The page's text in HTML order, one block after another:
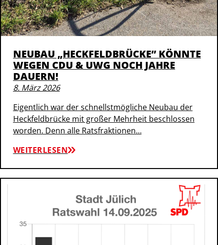
NEUBAU „HECKFELDBRÜCKE” KÖNNTE
WEGEN CDU & UWG NOCH JAHRE
DAUERN!
8. März 2026
Eigentlich war der schnellstmögliche Neubau der
Heckfeldbrücke mit großer Mehrheit beschlossen
worden. Denn alle Ratsfraktionen…
WEITERLESEN